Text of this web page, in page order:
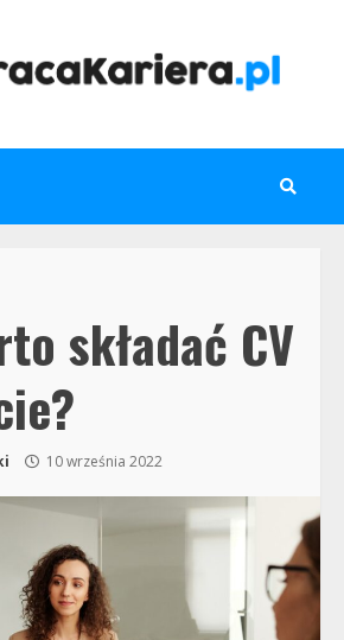
składać CV
10 września 2022